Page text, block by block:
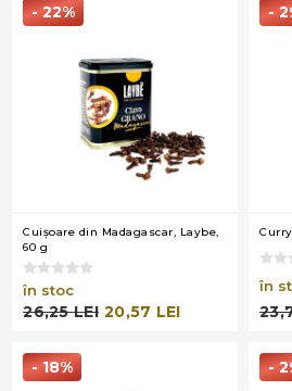
- 22%
Cuişoare din Madagascar, Laybe,
60 g
în stoc
26,25 LEI 20,57 LEI
-
în
- 18% -